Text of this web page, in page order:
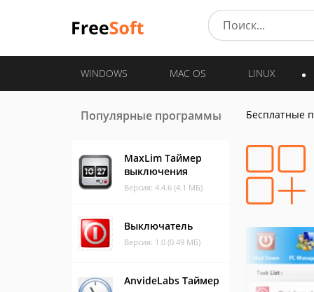
WINDOWS MAC OS LINUX
Популярные программы
MaxLim Таймер
выключения
Версия: 4.4.6 (4.1 МБ)
Выключатель
Версия: 1.0 (0.49 МБ)
AnvideLabs Таймер
Бесплатные